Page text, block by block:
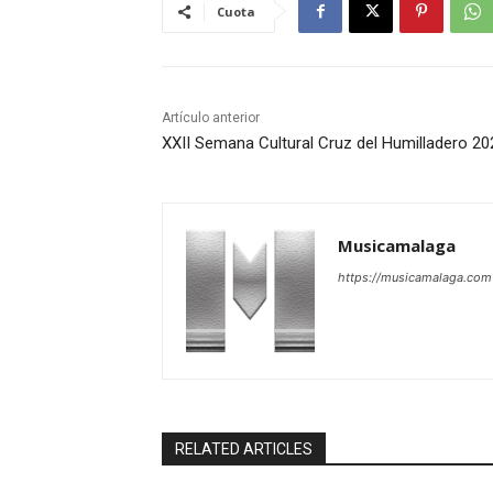
Cuota
Artículo anterior
XXII Semana Cultural Cruz del Humilladero
Musicamalaga
https://musicamalaga.com
RELATED ARTICLES